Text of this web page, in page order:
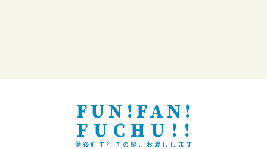
FUN!FAN!
FUCHU!!
備後府中行きの鍵、お渡しします